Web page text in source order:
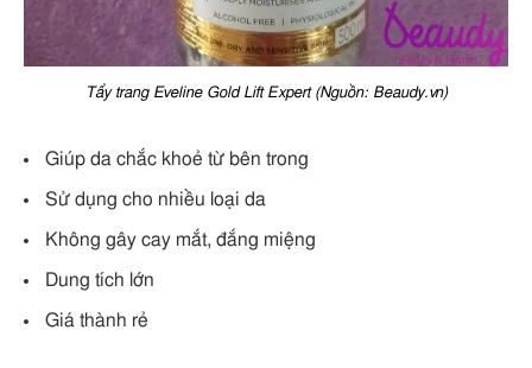
Tẩy trang Eveline Gold Lift Expert (Nguồn: Beaudy.vn)
Giúp da chắc khoẻ từ bên trong
Sử dụng cho nhiều loại da
Không gây cay mắt, đắng miệng
Dung tích lớn
Giá thành rẻ